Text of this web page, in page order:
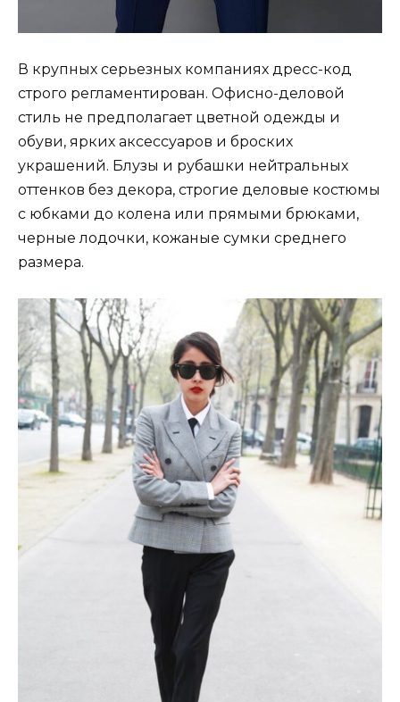
В крупных серьезных компаниях дресс-код
строго регламентирован. Офисно-деловой
стиль не предполагает цветной одежды и
обуви, ярких аксессуаров и броских
украшений. Блузы и рубашки нейтральных
оттенков без декора, строгие деловые костюмы
с юбками до колена или прямыми брюками,
черные лодочки, кожаные сумки среднего
размера.